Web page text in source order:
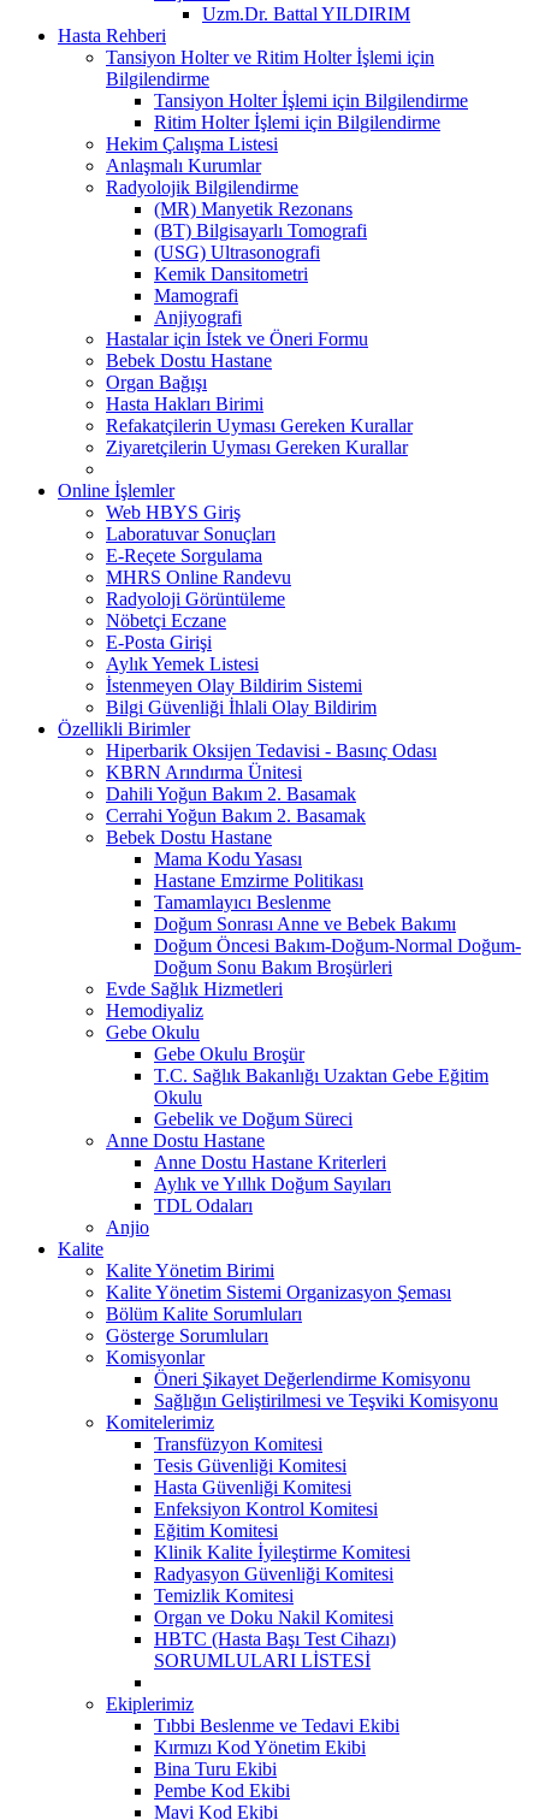
Uzm.Dr. Battal YILDIRIM
Hasta Rehberi
Tansiyon Holter ve Ritim Holter İşlemi için
Bilgilendirme
Tansiyon Holter İşlemi için Bilgilendirme
Ritim Holter İşlemi için Bilgilendirme
Hekim Çalışma Listesi
Anlaşmalı Kurumlar
Radyolojik Bilgilendirme
(MR) Manyetik Rezonans
(BT) Bilgisayarlı Tomografi
(USG) Ultrasonografi
Kemik Dansitometri
Mamografi
Anjiyografi
Hastalar için İstek ve Öneri Formu
Bebek Dostu Hastane
Organ Bağışı
Hasta Hakları Birimi
Refakatçilerin Uyması Gereken Kurallar
Ziyaretçilerin Uyması Gereken Kurallar
Online İşlemler
Web HBYS Giriş
Laboratuvar Sonuçları
E-Reçete Sorgulama
MHRS Online Randevu
Radyoloji Görüntüleme
Nöbetçi Eczane
E-Posta Girişi
Aylık Yemek Listesi
İstenmeyen Olay Bildirim Sistemi
Bilgi Güvenliği İhlali Olay Bildirim
Özellikli Birimler
Hiperbarik Oksijen Tedavisi - Basınç Odası
KBRN Arındırma Ünitesi
Dahili Yoğun Bakım 2. Basamak
Cerrahi Yoğun Bakım 2. Basamak
Bebek Dostu Hastane
Mama Kodu Yasası
Hastane Emzirme Politikası
Tamamlayıcı Beslenme
Doğum Sonrası Anne ve Bebek Bakımı
Doğum Öncesi Bakım-Doğum-Normal Doğum-
Doğum Sonu Bakım Broşürleri
Evde Sağlık Hizmetleri
Hemodiyaliz
Gebe Okulu
Gebe Okulu Broşür
T.C. Sağlık Bakanlığı Uzaktan Gebe Eğitim
Okulu
Gebelik ve Doğum Süreci
Anne Dostu Hastane
Anne Dostu Hastane Kriterleri
Aylık ve Yıllık Doğum Sayıları
TDL Odaları
Anjio
Kalite
Kalite Yönetim Birimi
Kalite Yönetim Sistemi Organizasyon Şeması
Bölüm Kalite Sorumluları
Gösterge Sorumluları
Komisyonlar
Öneri Şikayet Değerlendirme Komisyonu
Sağlığın Geliştirilmesi ve Teşviki Komisyonu
Komitelerimiz
Transfüzyon Komitesi
Tesis Güvenliği Komitesi
Hasta Güvenliği Komitesi
Enfeksiyon Kontrol Komitesi
Eğitim Komitesi
Klinik Kalite İyileştirme Komitesi
Radyasyon Güvenliği Komitesi
Temizlik Komitesi
Organ ve Doku Nakil Komitesi
HBTC (Hasta Başı Test Cihazı)
SORUMLULARI LİSTESİ
Ekiplerimiz
Tıbbi Beslenme ve Tedavi Ekibi
Kırmızı Kod Yönetim Ekibi
Bina Turu Ekibi
Pembe Kod Ekibi
Mavi Kod Ekibi